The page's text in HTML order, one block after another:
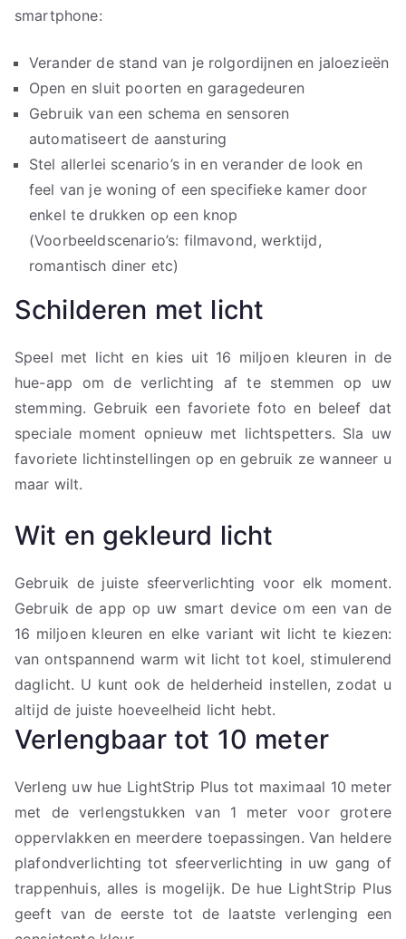
smartphone:
Verander de stand van je rolgordijnen en jaloezieën
Open en sluit poorten en garagedeuren
Gebruik van een schema en sensoren
automatiseert de aansturing
Stel allerlei scenario’s in en verander de look en
feel van je woning of een specifieke kamer door
enkel te drukken op een knop
(Voorbeeldscenario’s: filmavond, werktijd,
romantisch diner etc)
Schilderen met licht
Speel met licht en kies uit 16 miljoen kleuren in de
hue-app om de verlichting af te stemmen op uw
stemming. Gebruik een favoriete foto en beleef dat
speciale moment opnieuw met lichtspetters. Sla uw
favoriete lichtinstellingen op en gebruik ze wanneer u
maar wilt.
Wit en gekleurd licht
Gebruik de juiste sfeerverlichting voor elk moment.
Gebruik de app op uw smart device om een van de
16 miljoen kleuren en elke variant wit licht te kiezen:
van ontspannend warm wit licht tot koel, stimulerend
daglicht. U kunt ook de helderheid instellen, zodat u
altijd de juiste hoeveelheid licht hebt.
Verlengbaar tot 10 meter
Verleng uw hue LightStrip Plus tot maximaal 10 meter
met de verlengstukken van 1 meter voor grotere
oppervlakken en meerdere toepassingen. Van heldere
plafondverlichting tot sfeerverlichting in uw gang of
trappenhuis, alles is mogelijk. De hue LightStrip Plus
geeft van de eerste tot de laatste verlenging een